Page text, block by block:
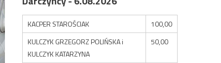
KACPER STAROŚCIAK
100,00
KULCZYK GRZEGORZ POLIŃSKA i
KULCZYK KATARZYNA
50,00